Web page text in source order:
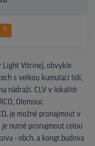
?
Light Vitrine), obvykle
s velkou kumulací lidí,
nádraží. CLV v lokalitě
Olomouc
je možné pronajmout v
nutné pronajmout celou
- obch. a kongr.budova